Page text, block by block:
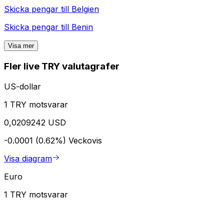
Skicka pengar till Belgien
Skicka pengar till Benin
Visa mer
Fler live TRY valutagrafer
US-dollar
1 TRY motsvarar
0,0209242 USD
-0.0001 (0.62%) Veckovis
Visa diagram
Euro
1 TRY motsvarar